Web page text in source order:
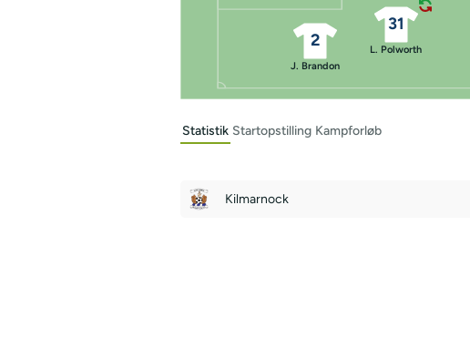
2
J. Brandon
31
L. Polworth
Statistik Startopstilling Kampforløb
Kilmarnock